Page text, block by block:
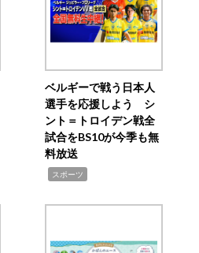
ベルギーで戦う日本人
選手を応援しよう シ
ント＝トロイデン戦全
試合をBS10が今季も無
料放送
スポーツ